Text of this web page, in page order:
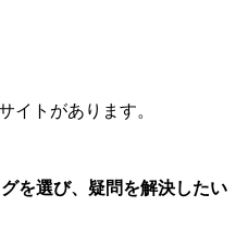
イトがあります。
を選び、疑問を解決したい